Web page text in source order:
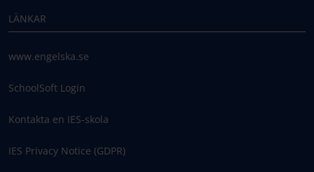
LÄNKAR
www.engelska.se
SchoolSoft Login
Kontakta en IES-skola
IES Privacy Notice (GDPR)